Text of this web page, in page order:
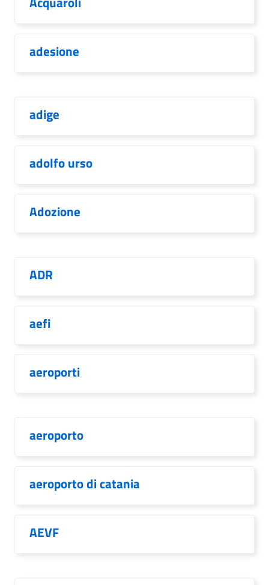
adesione
adige
adolfo urso
Adozione
ADR
aefi
aeroporti
aeroporto
aeroporto di catania
AEVF